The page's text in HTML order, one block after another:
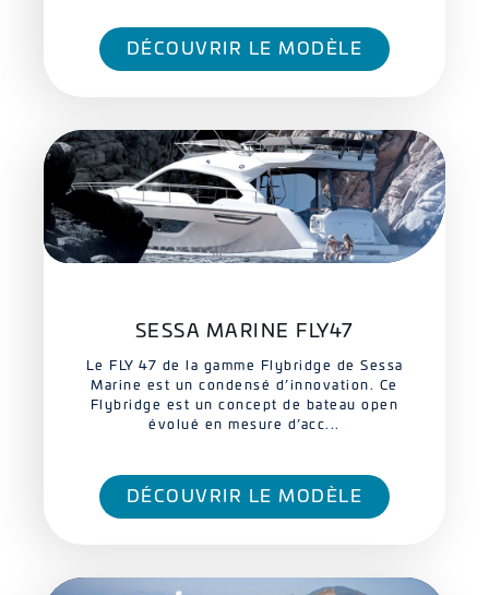
DÉCOUVRIR LE MODÈLE
SESSA MARINE FLY47
Le FLY 47 de la gamme Flybridge de Sessa
Marine est un condensé d’innovation. Ce
Flybridge est un concept de bateau open
évolué en mesure d’acc...
DÉCOUVRIR LE MODÈLE